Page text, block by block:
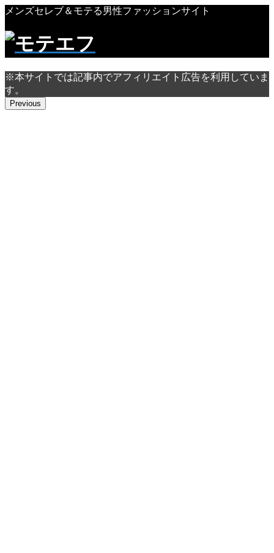
メンズセレブ＆モテる男性ファッションサイト
※本サイトでは記事内でアフィリエイト広告を利用していま
す。
Previous